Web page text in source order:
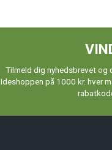
Tilmeld dig nyhedsbrevet og
Ideshoppen på 1000 kr. hver